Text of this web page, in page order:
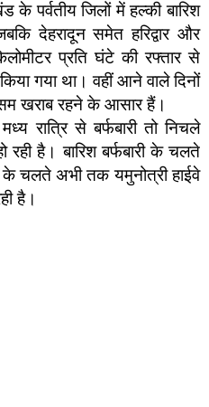
के पर्वतीय जिलों में हल्की बारिश
देहरादून समेत हरिद्वार और
प्रति घंटे की रफ्तार से
गया था। वहीं आने वाले दिनों
खराब रहने के आसार हैं।
रात्रि से बर्फबारी तो निचले
है। बारिश बर्फबारी के चलते
के चलते अभी तक यमुनोत्री हाईवे
है।